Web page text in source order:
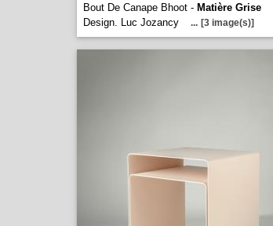
Bout De Canape Bhoot - Matière Grise
Design. Luc Jozancy
... [3 image(s)]